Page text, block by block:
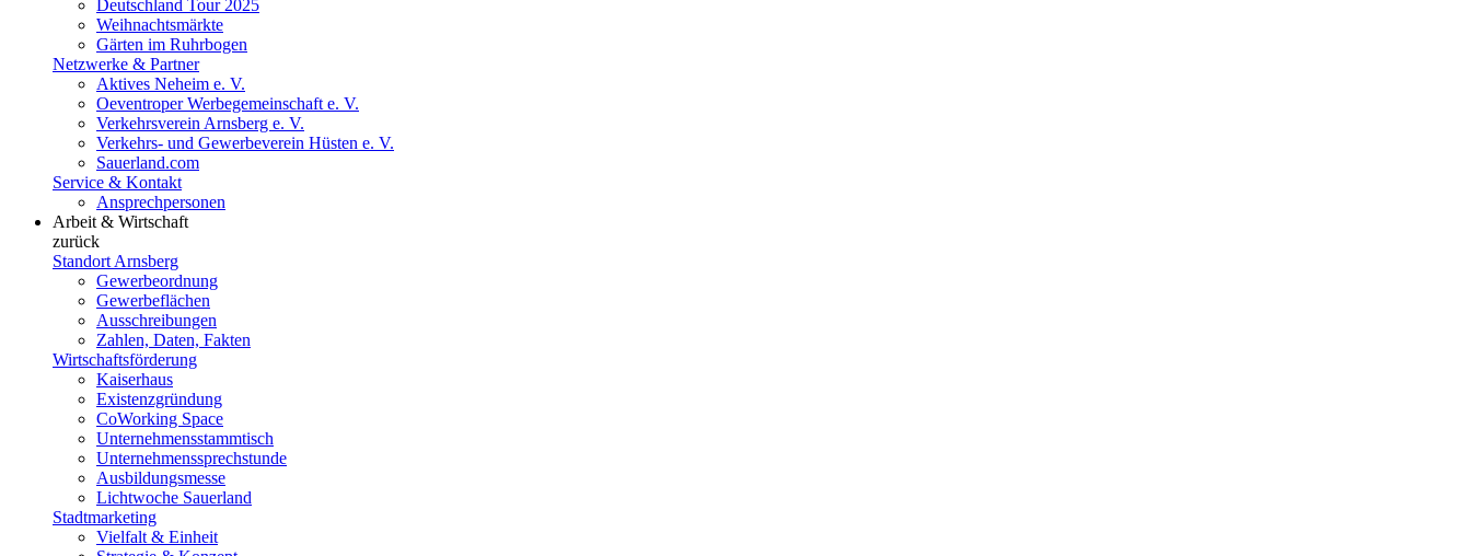
Deutschland Tour 2025
Weihnachtsmärkte
Gärten im Ruhrbogen
Netzwerke & Partner
Aktives Neheim e. V.
Oeventroper Werbegemeinschaft e. V.
Verkehrsverein Arnsberg e. V.
Verkehrs- und Gewerbeverein Hüsten e. V.
Sauerland.com
Service & Kontakt
Ansprechpersonen
Arbeit & Wirtschaft
zurück
Standort Arnsberg
Gewerbeordnung
Gewerbeflächen
Ausschreibungen
Zahlen, Daten, Fakten
Wirtschaftsförderung
Kaiserhaus
Existenzgründung
CoWorking Space
Unternehmensstammtisch
Unternehmenssprechstunde
Ausbildungsmesse
Lichtwoche Sauerland
Stadtmarketing
Vielfalt & Einheit